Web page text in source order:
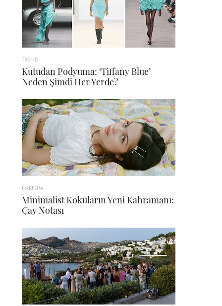
TREND
Kutudan Podyuma: ‘Tiffany Blue’
Neden Şimdi Her Yerde?
PARFÜM
Minimalist Kokuların Yeni Kahramanı:
Çay Notası